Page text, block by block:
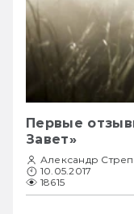
Первые
Завет»
Александр
10.05.2017
18615